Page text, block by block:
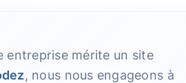
entreprise mérite un site
, nous nous engageons à